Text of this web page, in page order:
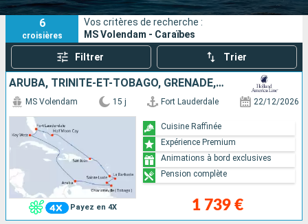
Rechercher
6
croisières
Vos critères de recherche :
MS Volendam - Caraïbes
Filtrer Trier
ARUBA, TRINITÉ-ET-TOBAGO, GRENADE, BARBADE, SAINTE-LUCIE, PORTO RICO, BAHAMAS, ÉTATS-UNIS
Payez en 4X
MS Volendam 15 j Fort Lauderdale 22/12/2026
1 739 €
Cuisine Raffinée
Expérience Premium
Animations à bord exclusives
Pension complète